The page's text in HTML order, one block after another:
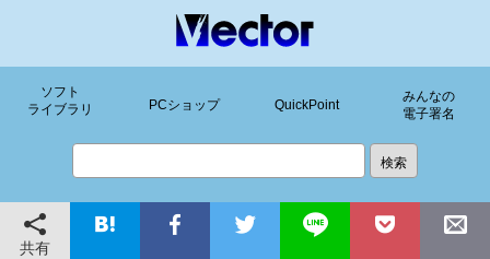
ソフト
ライブラリ
PCショップ QuickPoint
みんなの
電子署名
共有